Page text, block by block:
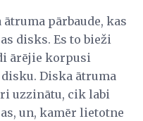
pārbaude, kas
disks. Es to bieži
ārējie korpusi
Diska ātruma
uzzinātu, cik labi
un, kamēr lietotne